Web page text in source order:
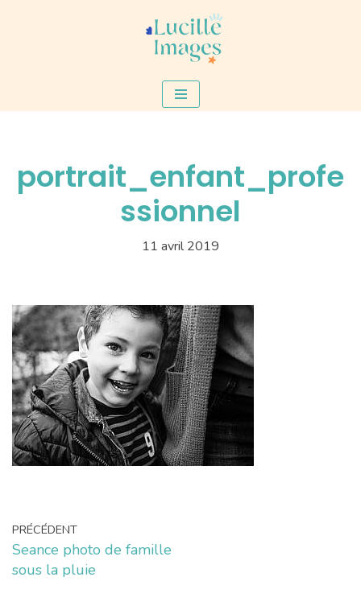
portrait_enfant_profe
ssionnel
11 avril 2019
PRÉCÉDENT
Seance photo de famille
sous la pluie